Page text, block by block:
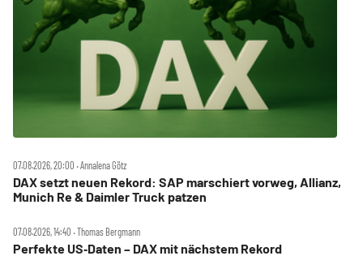
07.08.2026, 20:00 ‧ Annalena Götz
DAX setzt neuen Rekord: SAP marschiert vorweg, Allianz,
Munich Re & Daimler Truck patzen
07.08.2026, 14:40 ‧ Thomas Bergmann
Perfekte US‑Daten – DAX mit nächstem Rekord